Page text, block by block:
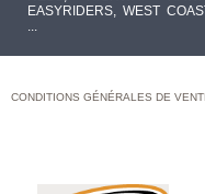
EASYRIDERS, WEST
...
CONDITIONS GÉNÉRALES DE